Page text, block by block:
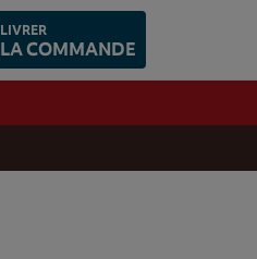
LIVRER
LA COMMANDE